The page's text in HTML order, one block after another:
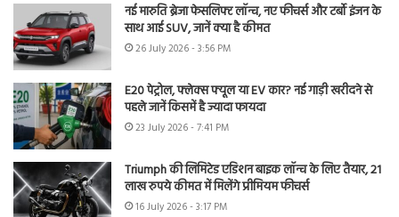
नई मारुति ब्रेजा फेसलिफ्ट लॉन्च, नए फीचर्स और टर्बो इंजन के
साथ आई SUV, जानें क्या है कीमत
26 July 2026 - 3:56 PM
E20 पेट्रोल, फ्लेक्स फ्यूल या EV कार? नई गाड़ी खरीदने से
पहले जानें किसमें है ज्यादा फायदा
23 July 2026 - 7:41 PM
Triumph की लिमिटेड एडिशन बाइक लॉन्च के लिए तैयार, 21
लाख रुपये कीमत में मिलेंगे प्रीमियम फीचर्स
16 July 2026 - 3:17 PM